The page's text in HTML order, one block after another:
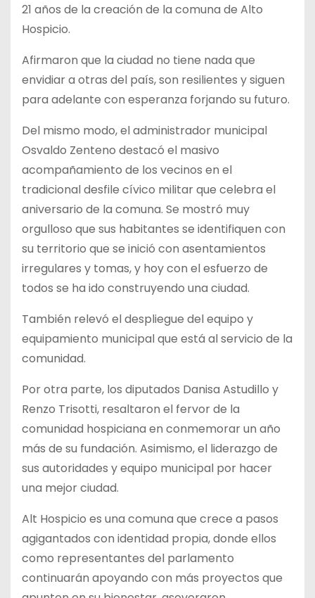
21 años de la creación de la comuna de Alto
Hospicio.
Afirmaron que la ciudad no tiene nada que
envidiar a otras del país, son resilientes y siguen
para adelante con esperanza forjando su futuro.
Del mismo modo, el administrador municipal
Osvaldo Zenteno destacó el masivo
acompañamiento de los vecinos en el
tradicional desfile cívico militar que celebra el
aniversario de la comuna. Se mostró muy
orgulloso que sus habitantes se identifiquen con
su territorio que se inició con asentamientos
irregulares y tomas, y hoy con el esfuerzo de
todos se ha ido construyendo una ciudad.
También relevó el despliegue del equipo y
equipamiento municipal que está al servicio de la
comunidad.
Por otra parte, los diputados Danisa Astudillo y
Renzo Trisotti, resaltaron el fervor de la
comunidad hospiciana en conmemorar un año
más de su fundación. Asimismo, el liderazgo de
sus autoridades y equipo municipal por hacer
una mejor ciudad.
Alt Hospicio es una comuna que crece a pasos
agigantados con identidad propia, donde ellos
como representantes del parlamento
continuarán apoyando con más proyectos que